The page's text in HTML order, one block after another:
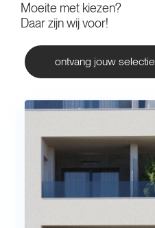
Moeite met kiezen?
Daar zijn wij voor!
ontvang jouw selectie